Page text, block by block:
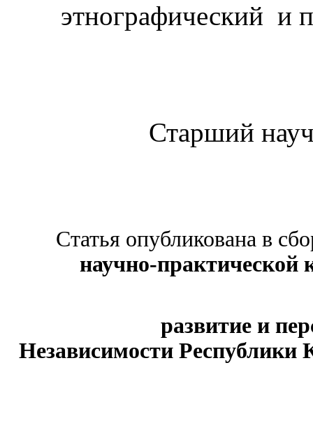
этнографический и
Старший
Статья опубликована в
научно-практической
развитие и
Независимости Республики